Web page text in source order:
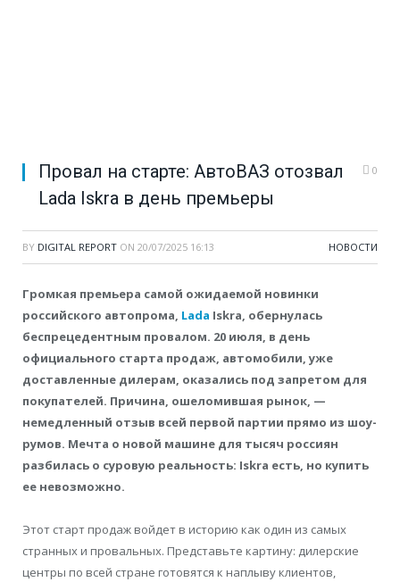
Провал на старте: АвтоВАЗ отозвал
Lada Iskra в день премьеры
0
BY DIGITAL REPORT ON 20/07/2025 16:13 НОВОСТИ
Громкая премьера самой ожидаемой новинки
российского автопрома, Lada Iskra, обернулась
беспрецедентным провалом. 20 июля, в день
официального старта продаж, автомобили, уже
доставленные дилерам, оказались под запретом для
покупателей. Причина, ошеломившая рынок, —
немедленный отзыв всей первой партии прямо из шоу-
румов. Мечта о новой машине для тысяч россиян
разбилась о суровую реальность: Iskra есть, но купить
ее невозможно.
Этот старт продаж войдет в историю как один из самых
странных и провальных. Представьте картину: дилерские
центры по всей стране готовятся к наплыву клиентов,